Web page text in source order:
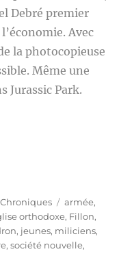
Debré premier
Avec
la photocopieuse
Même une
Jurassic Park.
Catégories
Chroniques Étiquettes
armée,
orthodoxe, Fillon,
, jeunes, miliciens,
,société nouvelle,